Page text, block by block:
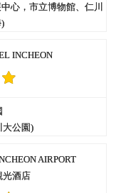
心，市立博物館、仁川
INCHEON
大公園)
AIRPORT
光酒店